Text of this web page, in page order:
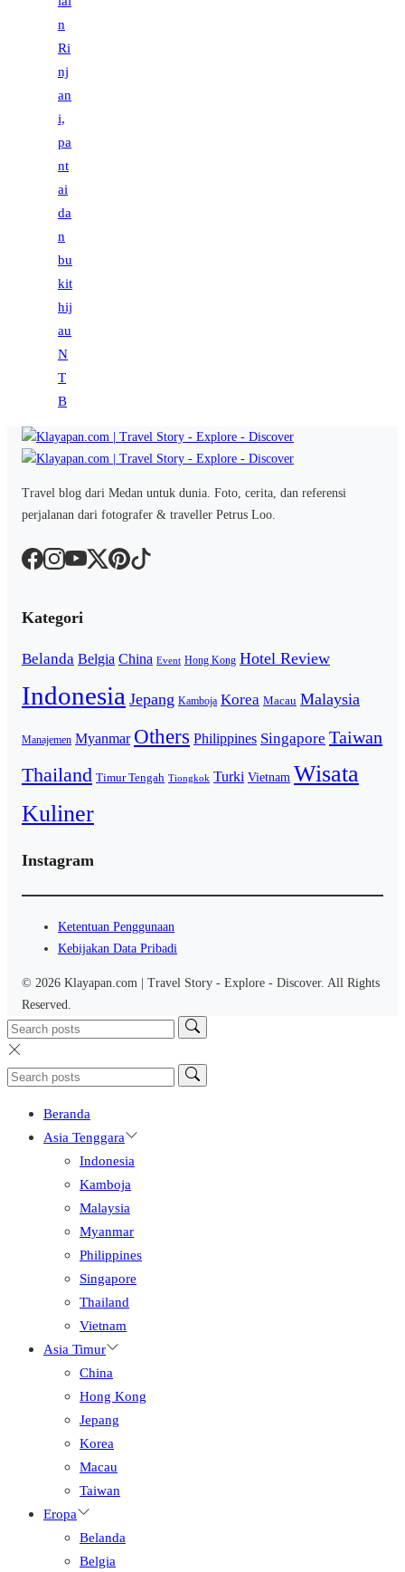
Travel blog dari Medan untuk dunia. Foto, cerita, dan referensi
perjalanan dari fotografer & traveller Petrus Loo.
Kategori
Belanda Belgia China Event Hong Kong Hotel Review
Indonesia Jepang Kamboja Korea Macau Malaysia
Manajemen Myanmar Others Philippines Singapore Taiwan
Thailand Timur Tengah Tiongkok Turki Vietnam Wisata
Kuliner
Instagram
Ketentuan Penggunaan
Kebijakan Data Pribadi
© 2026 Klayapan.com | Travel Story - Explore - Discover. All Rights
Reserved.
Beranda
Asia Tenggara
Indonesia
Kamboja
Malaysia
Myanmar
Philippines
Singapore
Thailand
Vietnam
Asia Timur
China
Hong Kong
Jepang
Korea
Macau
Taiwan
Eropa
Belanda
Belgia